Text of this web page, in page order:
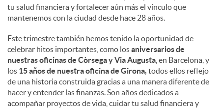
tu salud financiera y fortalecer aún más el vínculo que
mantenemos con la ciudad desde hace 28 años.
Este trimestre también hemos tenido la oportunidad de
celebrar hitos importantes, como losaniversarios de
nuestras oficinas de Còrsega y Via Augusta , en Barcelona, y
los 15 años de nuestra oficina de Girona, todos ellos reflejo
de una historia construida gracias a una manera diferente de
hacer y entender las finanzas. Son años dedicados a
acompañar proyectos de vida, cuidar tu salud financiera y